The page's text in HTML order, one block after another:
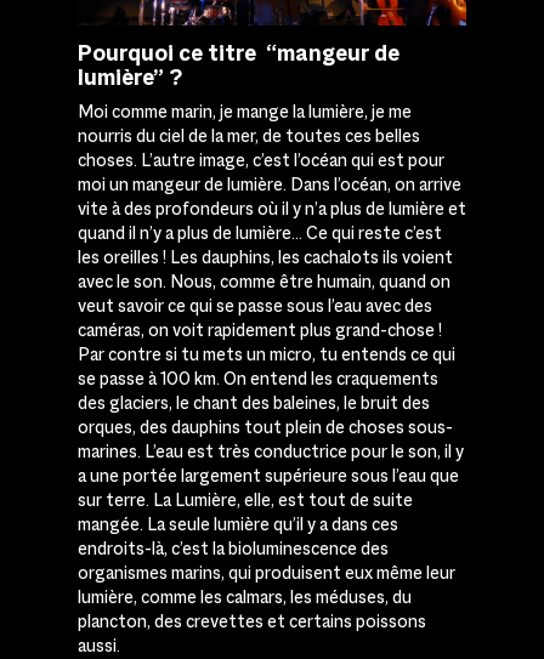
Pourquoi ce titre “mangeur de
lumière” ?
Moi comme marin, je mange la lumière, je me
nourris du ciel de la mer, de toutes ces belles
choses. L’autre image, c’est l’océan qui est pour
moi un mangeur de lumière. Dans l’océan, on arrive
vite à des profondeurs où il y n’a plus de lumière et
quand il n’y a plus de lumière… Ce qui reste c’est
les oreilles ! Les dauphins, les cachalots ils voient
avec le son. Nous, comme être humain, quand on
veut savoir ce qui se passe sous l’eau avec des
caméras, on voit rapidement plus grand-chose !
Par contre si tu mets un micro, tu entends ce qui
se passe à 100 km. On entend les craquements
des glaciers, le chant des baleines, le bruit des
orques, des dauphins tout plein de choses sous-
marines. L’eau est très conductrice pour le son, il y
a une portée largement supérieure sous l’eau que
sur terre. La Lumière, elle, est tout de suite
mangée. La seule lumière qu’il y a dans ces
endroits-là, c’est la bioluminescence des
organismes marins, qui produisent eux même leur
lumière, comme les calmars, les méduses, du
plancton, des crevettes et certains poissons
aussi.